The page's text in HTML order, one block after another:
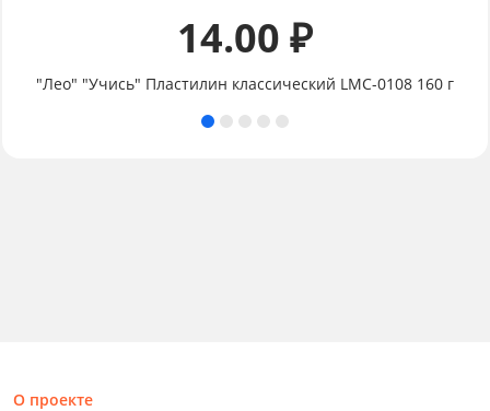
14.00 ₽
"Лео" "Учись" Пластилин классический LMC-0108 160 г
О проекте